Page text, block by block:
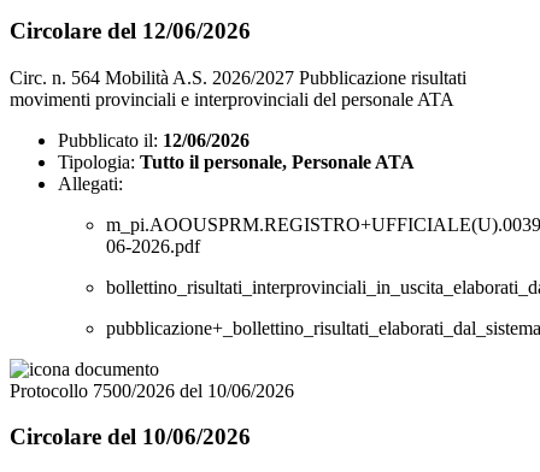
Circolare del 12/06/2026
Circ. n. 564 Mobilità A.S. 2026/2027 Pubblicazione risultati
movimenti provinciali e interprovinciali del personale ATA
Pubblicato il: 12/06/2026
Tipologia: Tutto il personale, Personale ATA
Allegati:
06-2026.pdf
Protocollo 7500/2026 del 10/06/2026
Circolare del 10/06/2026